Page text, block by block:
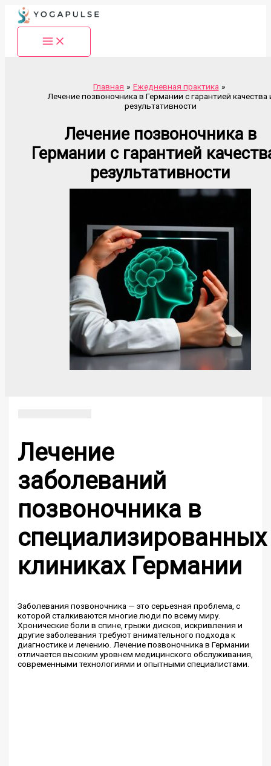
Перейти
содержимому
Главная
Ежедневная практика
Лечение позвоночника в Германии с гарантией качества
результативности
Лечение позвоночника в
Германии с гарантией
результативности
Лечение
заболеваний
позвоночника в
специализированных
клиниках Германии
Заболевания позвоночника — это серьезная проблема, с
которой сталкиваются многие люди по всему миру.
Хронические боли в спине, грыжи дисков, искривления и
другие заболевания требуют внимательного подхода к
диагностике и лечению. Лечение позвоночника в Германии
отличается высоким уровнем медицинского обслуживания,
современными технологиями и опытными специалистами.